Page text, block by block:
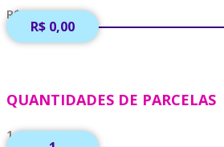
R$ 0,00
QUANTIDADES DE PARCELAS